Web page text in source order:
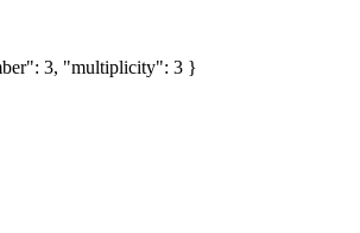
3, "multiplicity": 3 }